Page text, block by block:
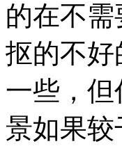
的在不
抠的不
一些，
景如果